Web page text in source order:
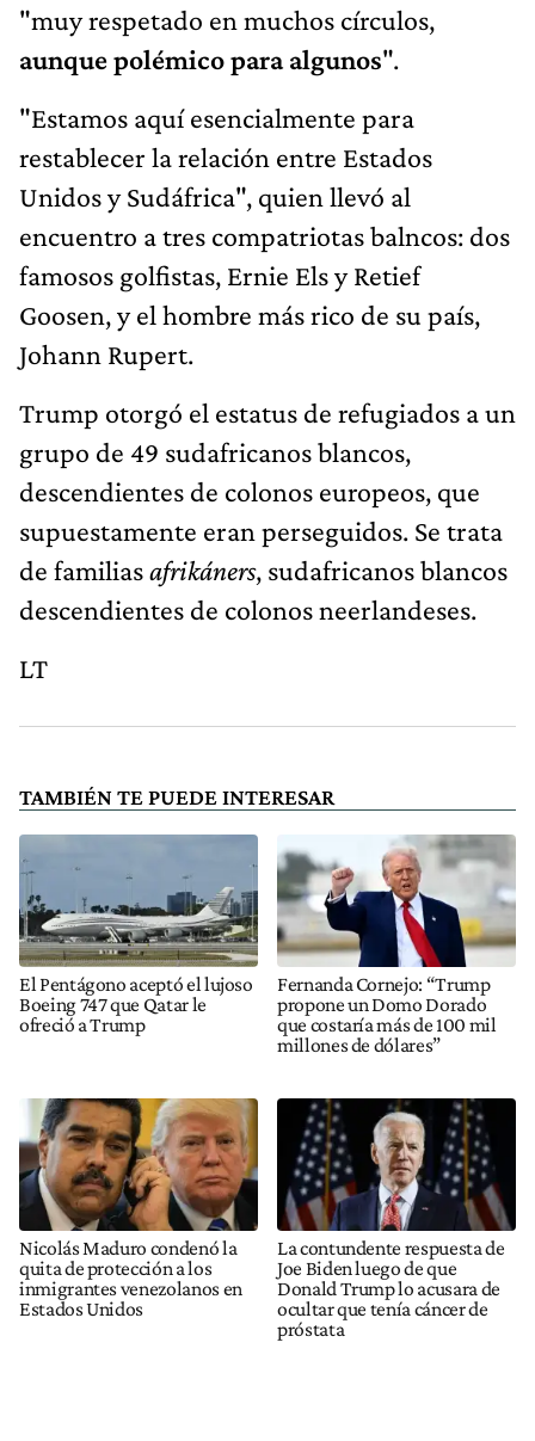
"muy respetado en muchos círculos,
aunque polémico para algunos".
"Estamos aquí esencialmente para
restablecer la relación entre Estados
Unidos y Sudáfrica", quien llevó al
encuentro a tres compatriotas balncos: dos
famosos golfistas, Ernie Els y Retief
Goosen, y el hombre más rico de su país,
Johann Rupert.
Trump otorgó el estatus de refugiados a un
grupo de 49 sudafricanos blancos,
descendientes de colonos europeos, que
supuestamente eran perseguidos. Se trata
de familiasafrikáners, sudafricanos blancos
descendientes de colonos neerlandeses.
LT
TAMBIÉN TE PUEDE INTERESAR
El Pentágono aceptó el lujoso
Boeing 747 que Qatar le
ofreció a Trump
Fernanda Cornejo: “Trump
propone un Domo Dorado
que costaría más de 100 mil
millones de dólares”
Nicolás Maduro condenó la
quita de protección a los
inmigrantes venezolanos en
Estados Unidos
La contundente respuesta de
Joe Biden luego de que
Donald Trump lo acusara de
ocultar que tenía cáncer de
próstata